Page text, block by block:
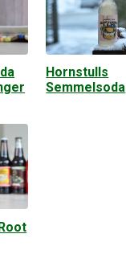
Hornstulls
Semmelsoda